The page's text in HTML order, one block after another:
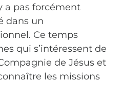
a pas forcément
dans un
Ce temps
qui s’intéressent de
de Jésus et
les missions